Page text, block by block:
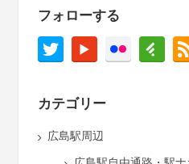
フォローする
カテゴリー
広島駅周辺